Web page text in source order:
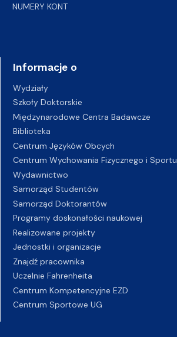
NUMERY KONT
Informacje o
Wydziały
Szkoły Doktorskie
Międzynarodowe Centra Badawcze
Biblioteka
Centrum Języków Obcych
Centrum Wychowania Fizycznego i Sportu
Wydawnictwo
Samorząd Studentów
Samorząd Doktorantów
Programy doskonałości naukowej
Realizowane projekty
Jednostki i organizacje
Znajdź pracownika
Uczelnie Fahrenheita
Centrum Kompetencyjne EZD
Centrum Sportowe UG